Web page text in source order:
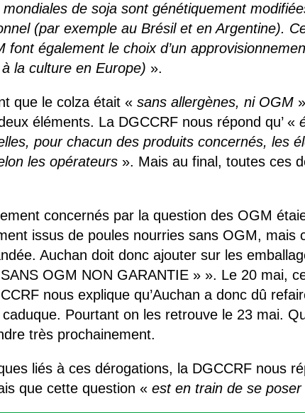
de soja sont génétiquement
(par exemple au Brésil et en Argentine).
font également le choix d’un
la culture en Europe) ».
que le colza était «sans allergènes, ni OGM
éléments. La DGCCRF nous répond qu’ «
pour chacun des produits concernés, les
les opérateurs ». Mais au final, toutes ces
concernés par la question des OGM
issus de poules nourries sans OGM, mais
Auchan doit donc ajouter sur les
OGM NON GARANTIE » ». Le 20 mai,
nous explique qu’Auchan a donc dû
Pourtant on les retrouve le 23 mai.
très prochainement.
liés à ces dérogations, la DGCCRF nous
que cette question «est en train de se poser